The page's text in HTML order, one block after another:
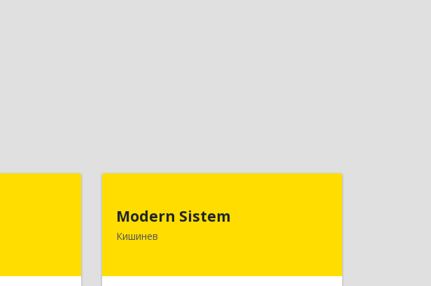
MD-2008,
34/1, кв.37
Подробнее
Modern Sistem
Кишинев
Кишинев, ул. Бульвар Дмитрий